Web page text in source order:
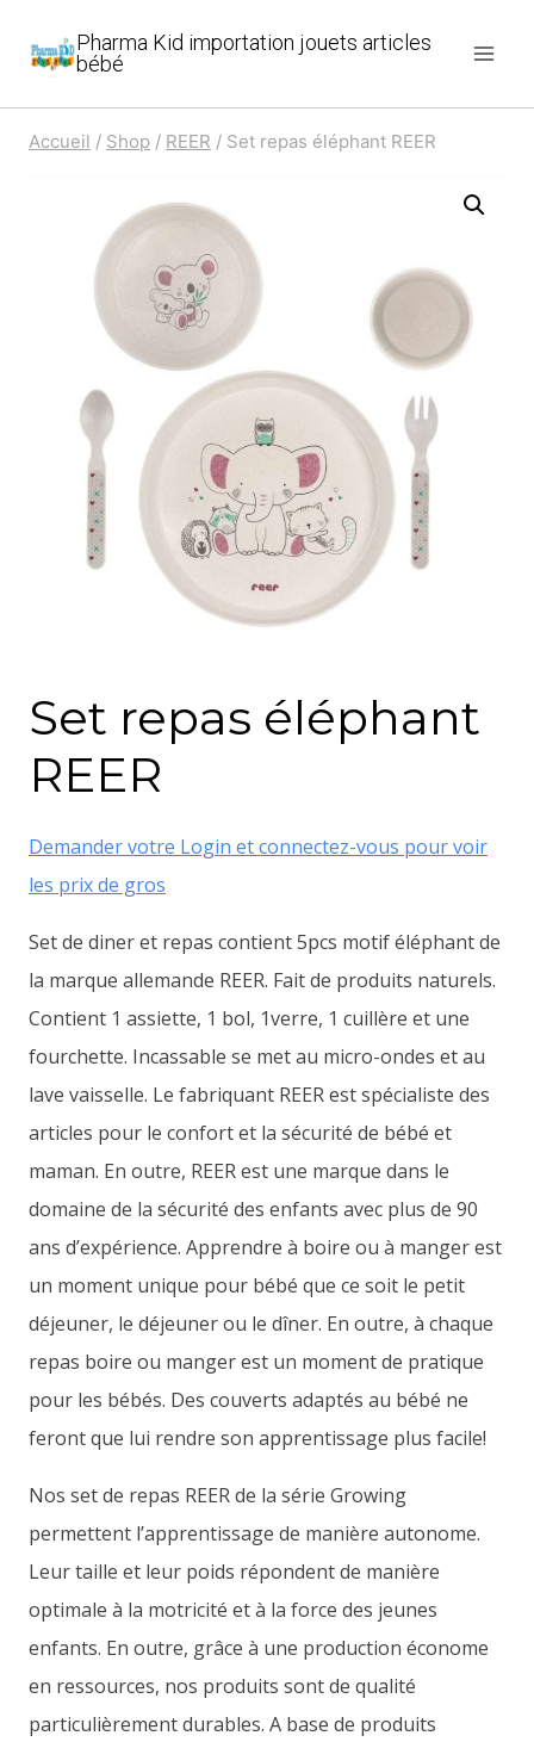
Pharma Kid importation jouets articles
bébé
Accueil / Shop / REER / Set repas éléphant REER
Set repas éléphant
REER
Demander votre Login et connectez-vous pour voir
les prix de gros
Set de diner et repas contient 5pcs motif éléphant de
la marque allemande REER. Fait de produits naturels.
Contient 1 assiette, 1 bol, 1verre, 1 cuillère et une
fourchette. Incassable se met au micro-ondes et au
lave vaisselle. Le fabriquant REER est spécialiste des
articles pour le confort et la sécurité de bébé et
maman. En outre, REER est une marque dans le
domaine de la sécurité des enfants avec plus de 90
ans d’expérience. Apprendre à boire ou à manger est
un moment unique pour bébé que ce soit le petit
déjeuner, le déjeuner ou le dîner. En outre, à chaque
repas boire ou manger est un moment de pratique
pour les bébés. Des couverts adaptés au bébé ne
feront que lui rendre son apprentissage plus facile!
Nos set de repas REER de la série Growing
permettent l’apprentissage de manière autonome.
Leur taille et leur poids répondent de manière
optimale à la motricité et à la force des jeunes
enfants. En outre, grâce à une production économe
en ressources, nos produits sont de qualité
particulièrement durables. A base de produits